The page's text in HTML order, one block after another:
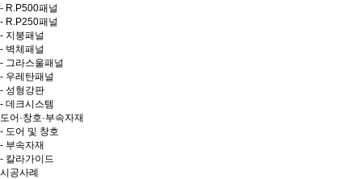
- R.P500패널
- R.P250패널
- 지붕패널
- 벽체패널
- 그라스울패널
- 우레탄패널
- 성형강판
- 데크시스템
도어·창호·부속자재
- 도어 및 창호
- 부속자재
- 칼라가이드
시공사례